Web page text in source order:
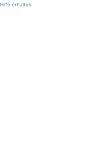
Hilfe erhalten.